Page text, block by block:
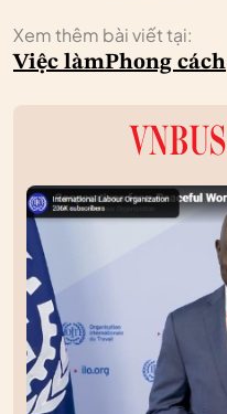
Xem thêm bài viết tại:
Việc làmPhong cách